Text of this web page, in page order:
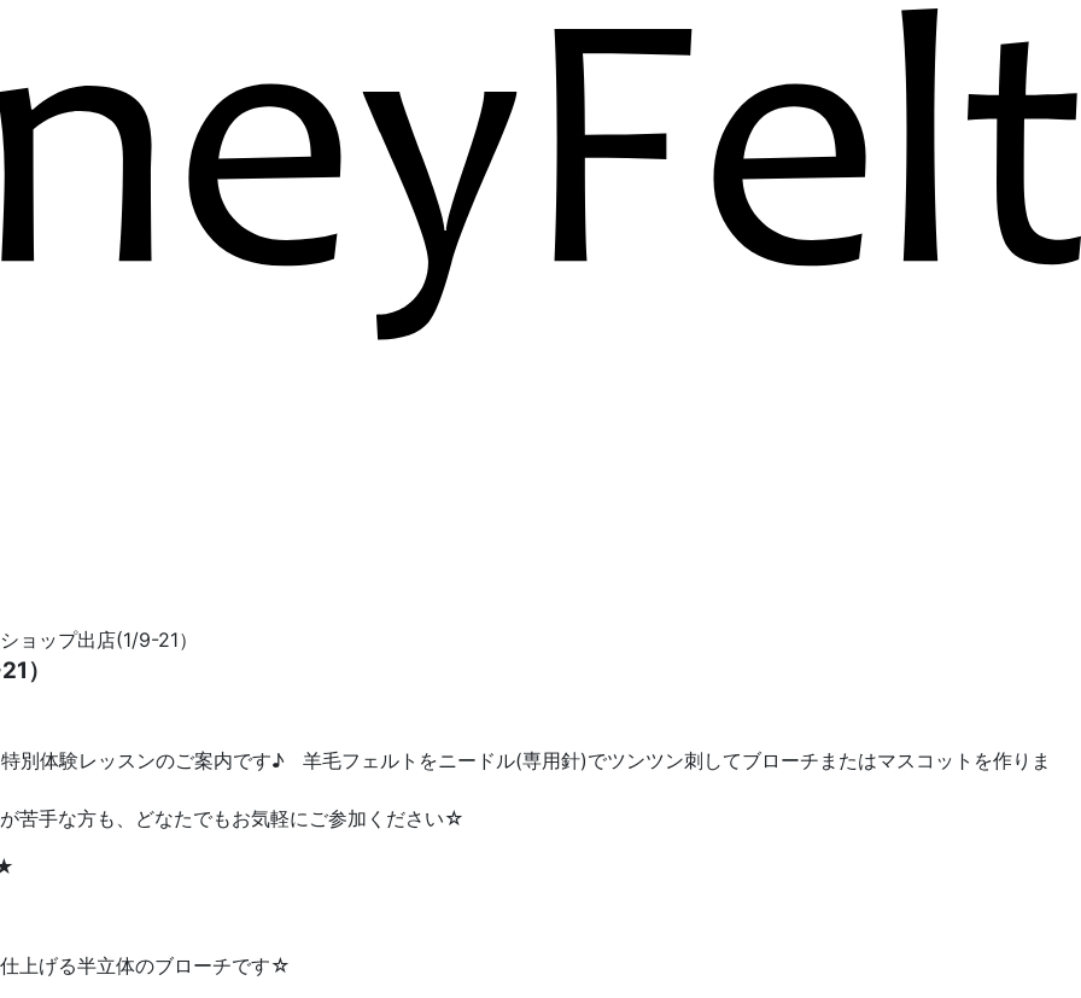
ップ出店(1/9-21）
）
体験レッスンのご案内です♪ 羊毛フェルトをニードル(専用針)でツンツン刺してブローチまたはマスコットを作りま
が苦手な方も、どなたでもお気軽にご参加ください☆
上げる半立体のブローチです☆